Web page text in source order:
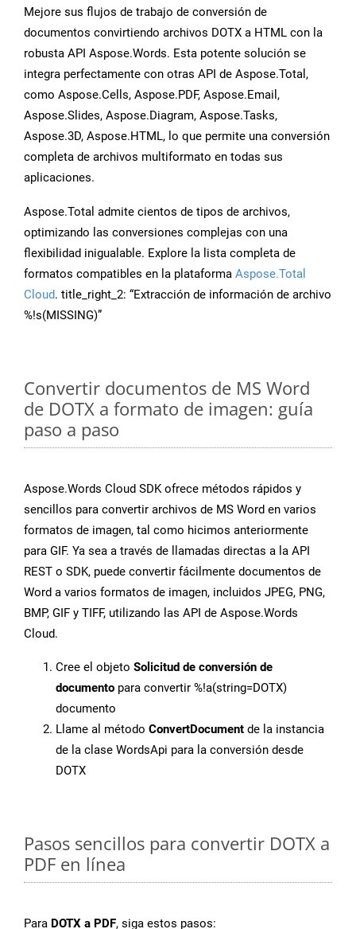
Mejore sus flujos de trabajo de conversión de
documentos convirtiendo archivos DOTX a HTML con la
robusta API Aspose.Words. Esta potente solución se
integra perfectamente con otras API de Aspose.Total,
como Aspose.Cells, Aspose.PDF, Aspose.Email,
Aspose.Slides, Aspose.Diagram, Aspose.Tasks,
Aspose.3D, Aspose.HTML, lo que permite una conversión
completa de archivos multiformato en todas sus
aplicaciones.
Aspose.Total admite cientos de tipos de archivos,
optimizando las conversiones complejas con una
flexibilidad inigualable. Explore la lista completa de
formatos compatibles en la plataforma Aspose.Total
Cloud. title_right_2: “Extracción de información de archivo
%!s(MISSING)”
Convertir documentos de MS Word
de DOTX a formato de imagen: guía
paso a paso
Aspose.Words Cloud SDK ofrece métodos rápidos y
sencillos para convertir archivos de MS Word en varios
formatos de imagen, tal como hicimos anteriormente
para GIF. Ya sea a través de llamadas directas a la API
REST o SDK, puede convertir fácilmente documentos de
Word a varios formatos de imagen, incluidos JPEG, PNG,
BMP, GIF y TIFF, utilizando las API de Aspose.Words
Cloud.
Cree el objeto Solicitud de conversión de
documento para convertir %!a(string=DOTX)
documento
Llame al método ConvertDocument de la instancia
de la clase WordsApi para la conversión desde
DOTX
Pasos sencillos para convertir DOTX a
PDF en línea
Para DOTX a PDF, siga estos pasos: